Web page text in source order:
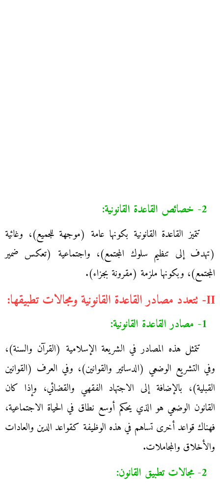
2- خصائص القاعدة القانونية:
تتميز القاعدة القانونية بكونها عامة (موجهة للجميع)، وغائية
(تهدف إلى تنظيم سلوك المجتمع)، واجتماعية (تعكس ضمير
المجتمع)، وبكونها ملزمة (مقرونة بجزاء).
II- تتعدد مصادر القاعدة القانونية ومجالات تطبيقها:
1- مصادر القاعدة القانونية:
تتمثل هذه المصادر في الشريعة الإسلامية (القرآن والسنة)،
وفي التشريع الوضعي (الدساتير والقوانين)، وفي العرف (القوانين
القبلية)، بالإضافة إلى الاجتهاد الفقهي والقضائي، وإذا كان
القانون الوضعي هو الذي يحكم أوسع نطاق في الحياة الاجتماعية،
فهناك قواعد أخرى تساهم في هذه الوظيفة كقواعد الدين والعادات
والأخلاق والمجاملات.
2- مجالات تطبيق القانون: